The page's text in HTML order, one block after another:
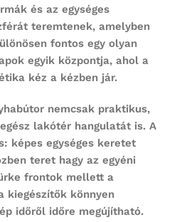
és az egységes
teremtenek, amelyben
fontos egy olyan
egyik központja, ahol a
kéz a kézben jár.
nemcsak praktikus,
lakótér hangulatát is. A
képes egységes keretet
teret hagy az egyéni
frontok mellett a
kiegészítők könnyen
időről időre megújítható.